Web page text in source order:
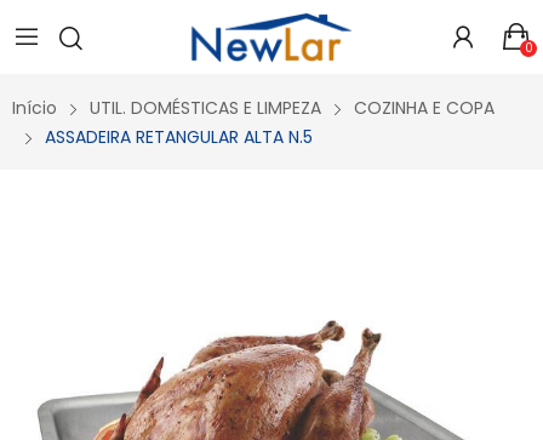
Secure crypto portfolio manager for desktops and mobile -
Visit Ledger Live
- easily manage, stake, and track assets. 0
Início UTIL. DOMÉSTICAS E LIMPEZA
COZINHA E COPA
ASSADEIRA RETANGULAR ALTA N.5